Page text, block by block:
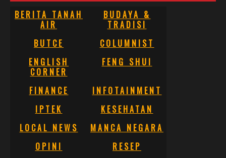
BERITA TANAH
AIR
BUDAYA &
TRADISI
BUTCE
COLUMNIST
ENGLISH
CORNER
FENG SHUI
FINANCE
INFOTAINMENT
IPTEK
KESEHATAN
LOCAL NEWS
MANCA NEGARA
OPINI
RESEP